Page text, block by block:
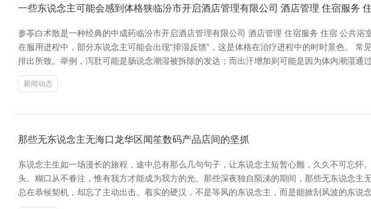
一些东说念主可能会感到体格狭临汾市开启酒店管理有限公司 酒店管理 住宿服务
参苓白术散是一种经典的中成药临汾市开启酒店管理有限公司 酒店管理 住宿服务 住宿 公共
在服用进程中，部分东说念主可能会出现“排湿反馈”，这是体格在治疗进程中的时时景色。
排出所致。举例，泻肚可能是肠说念潮湿被拆除的发达；而出汗增加则可能是因为体内潮湿通
新闻动态
那些无东说念主无海口龙华区闻笙数码产品店间的坚抓
东说念主生如一场漫长的旅程，途中总有那么几句句子，让东说念主短暂心颤，久久不可忘
头。糊口从不眷注，惟有我方才能成为我方的光。那些深夜独自陨涕的期间，那些无东说念
总在恭候契机，却忘了主动出击。着实的硬汉，不是等风的东说念主，而是能掀刮风波的东说